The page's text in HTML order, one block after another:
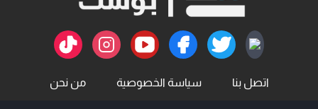
اتصل بنا سياسة الخصوصية من نحن